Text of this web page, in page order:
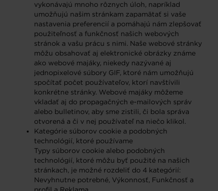
vykonávajú mnoho rôznych úloh, napríklad
umožňujú našim stránkam zapamätať si vaše
nastavenia preferencií a pomáhajú nám zlepšovať
použiteľnosť a funkčnosť našich webových
stránok a vašu prácu s nimi. Naše webové stránky
môžu obsahovať aj elektronické obrázky známe
ako webové majáky, niekedy nazývané aj
jednopixelové súbory GIF, ktoré nám umožňujú
spočítať počet používateľov, ktorí navštívili
konkrétne stránky. Webové majáky môžeme
vkladať aj do propagačných e-mailových správ
alebo bulletinov, aby sme zistili, či bola správa
otvorená a či v nej používateľ na niečo klikol.
Kategórie súborov cookie a podobných
technológií, ktoré používame
Typy súborov cookie alebo podobných
technológií, ktoré môžu byť použité na našich
stránkach, je možné rozdeliť do 4 kategórií:
Nevyhnutne potrebné, Výkonnosť, Funkčnosť a